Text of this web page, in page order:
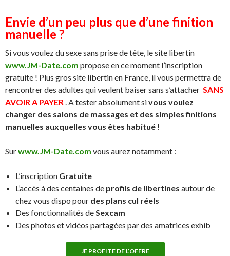
Envie d’un peu plus que d’une finition
manuelle ?
Si vous voulez du sexe sans prise de tête, le site libertin
www.JM-Date.com propose en ce moment l’inscription
gratuite ! Plus gros site libertin en France, il vous permettra de
rencontrer des adultes qui veulent baiser sans s’attacher SANS
AVOIR A PAYER. A tester absolument sivous voulez
changer des salons de massages et des simples finitions
manuelles auxquelles vous êtes habitué !
Surwww.JM-Date.com vous aurez notamment :
L’inscription Gratuite
L’accès à des centaines de profils de libertines autour de
chez vous dispo pour des plans cul réels
Des fonctionnalités deSexcam
Des photos et vidéos partagées par des amatrices exhib
JE PROFITE DE L’OFFRE